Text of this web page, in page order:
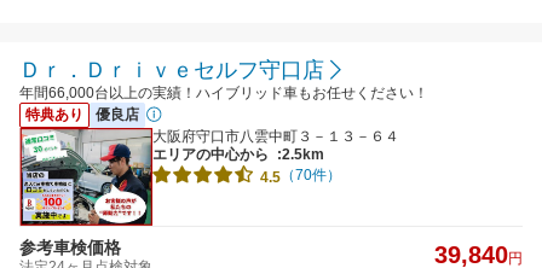
Ｄｒ．Ｄｒｉｖｅセルフ守口店
年間66,000台以上の実績！ハイブリッド車もお任せください！
特典あり
優良店
大阪府守口市八雲中町３－１３－６４
エリアの中心から
:2.5km
4.5 （70件）
参考車検価格 39,840円